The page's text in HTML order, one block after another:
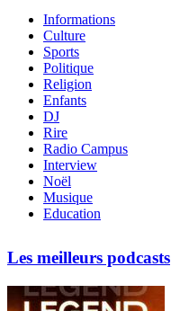
Informations
Culture
Sports
Politique
Religion
Enfants
DJ
Rire
Radio Campus
Interview
Noël
Musique
Education
Les meilleurs podcasts